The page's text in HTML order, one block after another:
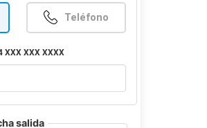
Teléfono
XXX XXX XXXX
salida